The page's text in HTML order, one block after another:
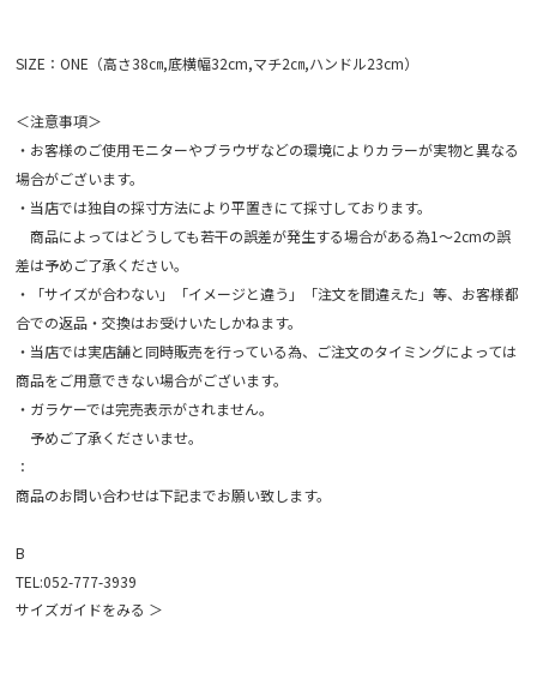
SIZE：ONE（高さ38㎝,底横幅32cm,マチ2㎝,ハンドル23cm）
＜注意事項＞
・お客様のご使用モニターやブラウザなどの環境によりカラーが実物と異なる
場合がございます。
・当店では独自の採寸方法により平置きにて採寸しております。
商品によってはどうしても若干の誤差が発生する場合がある為1～2cmの誤
差は予めご了承ください。
・「サイズが合わない」「イメージと違う」「注文を間違えた」等、お客様都
合での返品・交換はお受けいたしかねます。
・当店では実店舗と同時販売を行っている為、ご注文のタイミングによっては
商品をご用意できない場合がございます。
・ガラケーでは完売表示がされません。
予めご了承くださいませ。
：
商品のお問い合わせは下記までお願い致します。
B
TEL:052-777-3939
サイズガイドをみる ＞